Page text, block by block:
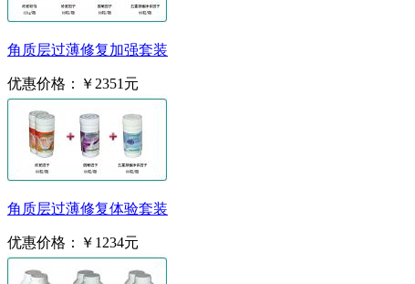
角质层过薄修复加强套装
优惠价格： ￥2351元
角质层过薄修复体验套装
优惠价格： ￥1234元